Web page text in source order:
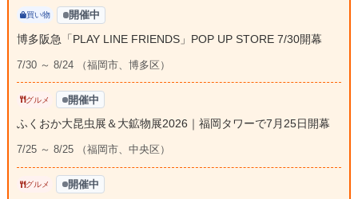
買い物 開催中
博多阪急「PLAY LINE FRIENDS」POP UP STORE 7/30開幕
7/30 ～ 8/24 （福岡市、博多区）
グルメ 開催中
ふくおか大昆虫展＆大鉱物展2026｜福岡タワーで7月25日開幕
7/25 ～ 8/25 （福岡市、中央区）
グルメ 開催中